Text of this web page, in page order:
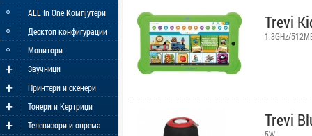
ALL In One Компјутери
◦
Десктоп конфигурации
◦
Монитори
◦
Звучници
+
Принтери и скенери
+
Тонери и Кертриџи
+
Телевизори и опрема
+
Trevi
1.3GHz/
Trevi